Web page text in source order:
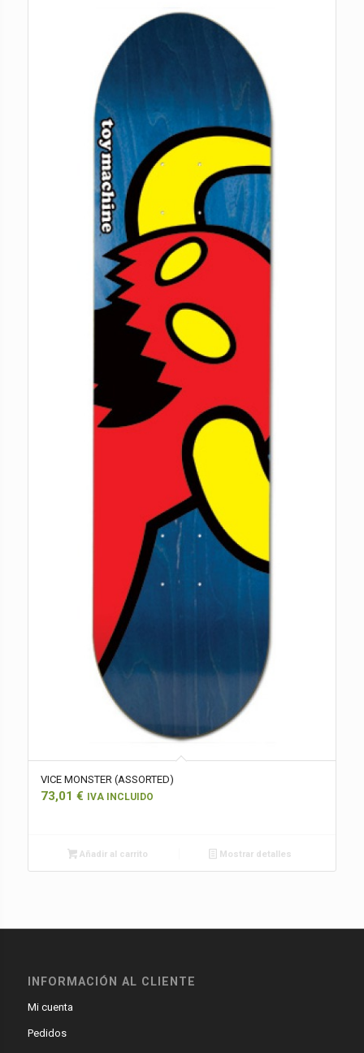
VICE MONSTER (ASSORTED)
73,01 € IVA INCLUIDO
Añadir al carrito Mostrar detalles
INFORMACIÓN AL CLIENTE
Mi cuenta
Pedidos